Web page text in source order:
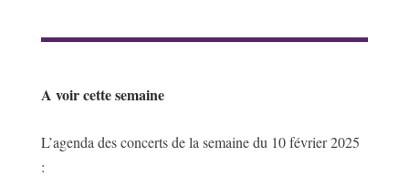
A voir cette semaine
L’agenda des concerts de la semaine du 10 février 2025
: